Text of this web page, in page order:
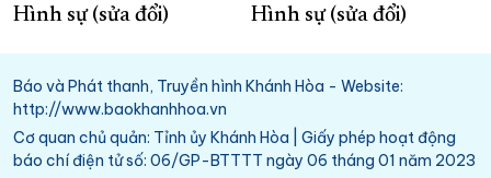
Hình sự (sửa đổi)
Hình sự (sửa đổi)
Báo và Phát thanh, Truyền hình Khánh Hòa - Website:
http://www.baokhanhhoa.vn
Cơ quan chủ quản: Tỉnh ủy Khánh Hòa | Giấy phép hoạt động
báo chí điện tử số: 06/GP-BTTTT ngày 06 tháng 01 năm 2023